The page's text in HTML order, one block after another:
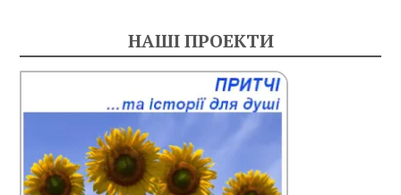
НАШІ ПРОЕКТИ